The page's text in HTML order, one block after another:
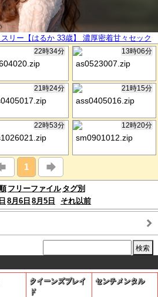
リー【はるか 33歳】 濃厚密着甘々セック
】ネットでAV応募→AV体験撮影 2601
22時34分 13時06分
as0523007.zip
21時24分 21時15分
ass0405016.zip
22時53分 12時20分
sm0901012.zip
1
フリーファイル タグ別
8月6日 8月5日 それ以前
クイーンズブレイ
ド
センチメンタル